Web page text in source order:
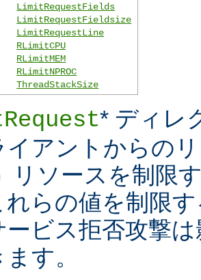
LimitRequestFields
LimitRequestFieldsize
LimitRequestLine
RLimitCPU
RLimitMEM
RLimitNPROC
ThreadStackSize
* ディレ
イアントからの
リソースを制限
れらの値を制限
ービス拒否攻撃
す。